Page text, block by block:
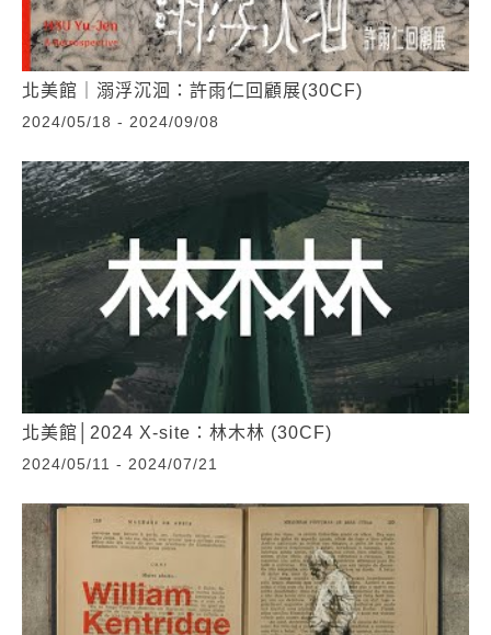
北美館｜溺浮沉洄：許雨仁回顧展(30CF)
2024/05/18 - 2024/09/08
北美館│2024 X-site：林木林 (30CF)
2024/05/11 - 2024/07/21